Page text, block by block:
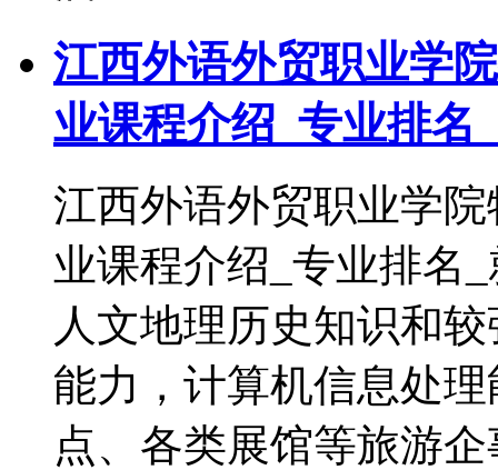
江西外语外贸职业学
业课程介绍_专业排名
江西外语外贸职业学
业课程介绍_专业排名
人文地理历史知识和
能力，计算机信息处
点、各类展馆等旅游